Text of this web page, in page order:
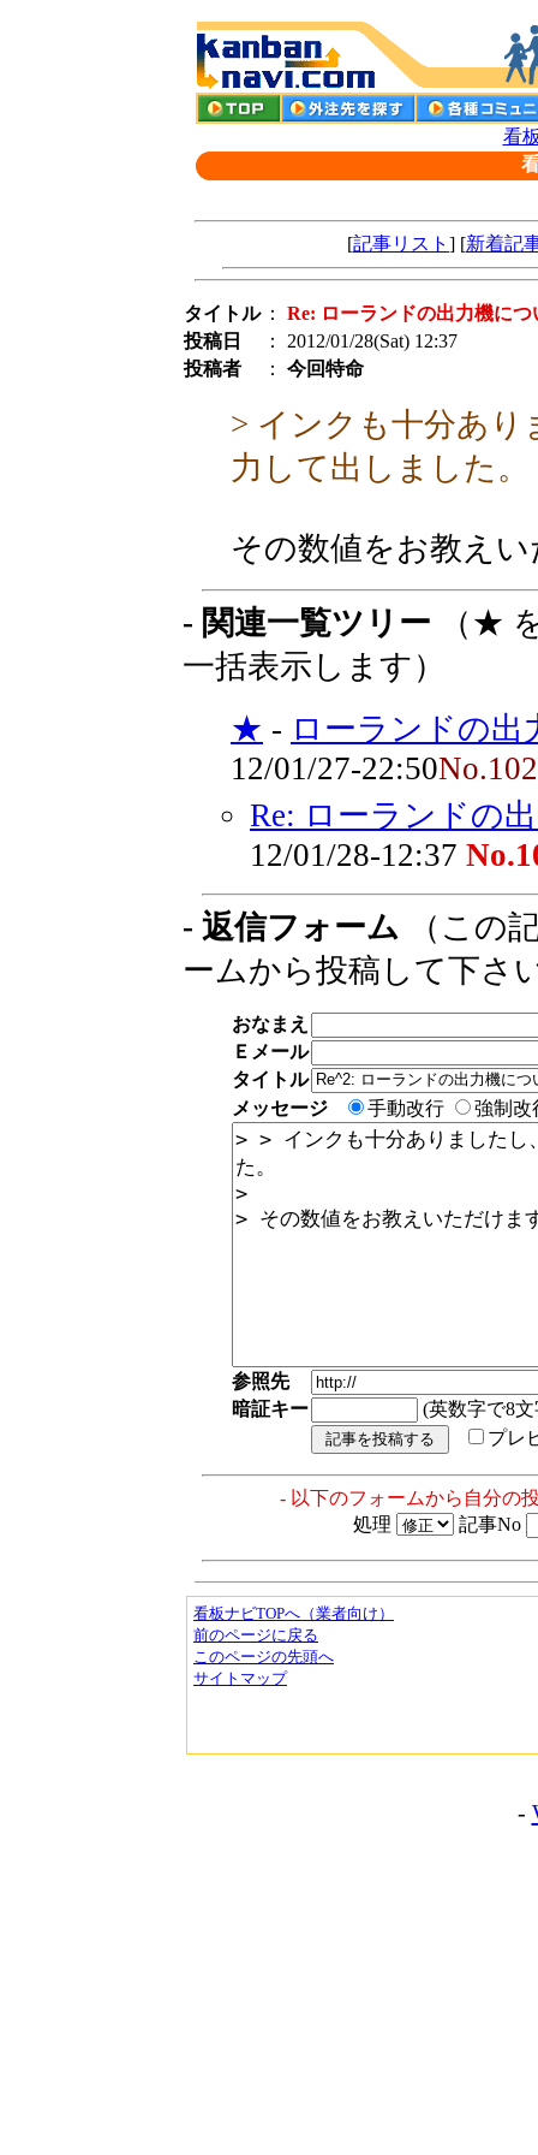
看
[記事リスト ] [新着記
タイトル ： Re: ローランドの出力機につ
投稿日
： 2012/01/28(Sat) 12:37
投稿者
： 今回特命
> インクも十分あり
力して出しました。
その数値をお教え
- 関連一覧ツリー （★
一括表示します）
★ - ローランドの出
12/01/27-22:50
Re: ローランドの
12/01/28-12:37
- 返信フォーム （この
ームから投稿して下さ
おなまえ
Ｅメール
タイトル
メッセージ
手動改行 強制
参照先
暗証キー
(英数字で8
プレ
- 以下のフォームから自分の
処理
記事No
看板ナビTOPへ（業者向け）
前のページに戻る
このページの先頭へ
サイトマップ
-